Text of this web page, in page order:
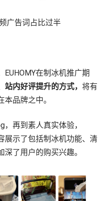
广告词占比过半
在制冰机推广期
站内好评提升的方式， 将有
品牌之中。
再到素人真实体验，
展示了包括制冰机功能、清
了用户的购买兴趣。